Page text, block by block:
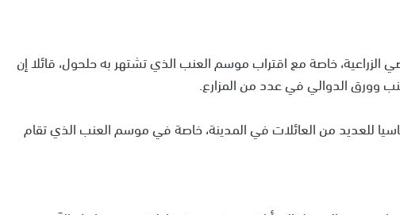
الزراعية، خاصة مع اقتراب موسم العنب الذي تشتهر به حلحول، قائلا إن
وورق الدوالي في عدد من المزارع.
للعديد من العائلات في المدينة، خاصة في موسم العنب الذي تقام